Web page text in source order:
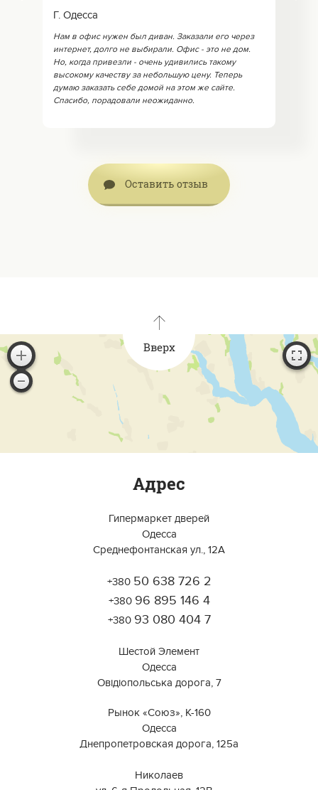
Г. Одесса
Нам в офис нужен был диван. Заказали его через
интернет, долго не выбирали. Офис - это не дом.
Но, когда привезли - очень удивились такому
высокому качеству за небольшую цену. Теперь
думаю заказать себе домой на этом же сайте.
Спасибо, порадовали неожиданно.
Оставить отзыв
Работает на API 2ГИС
Для корректной работы Raster JS API нужен ключ. Помощь:
Вверх
Адрес
Гипермаркет дверей
Одесса
Среднефонтанская ул., 12А
+380 50 638 726 2
+380 96 895 146 4
+380 93 080 404 7
Шестой Элемент
Одесса
Овідіопольська дорога, 7
Рынок «Союз», К-160
Одесса
Днепропетровская дорога, 125а
Николаев